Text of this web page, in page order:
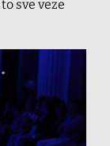
sve veze